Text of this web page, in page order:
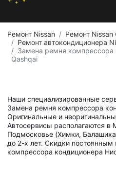
Ремонт Nissan
Ремонт Nissan
Ремонт автокондиционера
Замена ремня компрессора
Qashqai
Наши специализированные
Замена ремня компрессора
Оригинальные и
Автосервисы располагаются
Подмосковье (Химки,
до 2-х лет. Скидки
компрессора кондиционера